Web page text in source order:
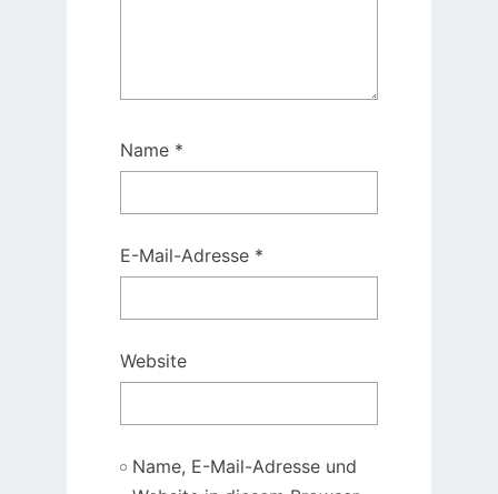
Name *
E-Mail-Adresse *
Website
Name, E-Mail-Adresse und